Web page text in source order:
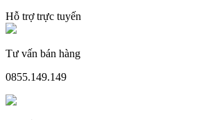
Hỗ trợ trực tuyến
Tư vấn bán hàng
0855.149.149